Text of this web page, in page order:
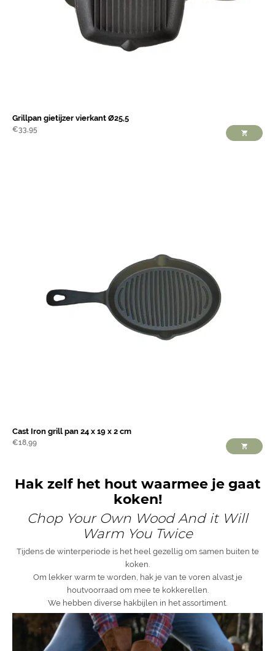
Grillpan gietijzer vierkant Ø25,5
€33,95
Cast Iron grill pan 24 x 19 x 2 cm
€18,99
Hak zelf het hout waarmee je gaat
koken!
Chop Your Own Wood And it Will
Warm You Twice
Tijdens de winterperiode is het heel gezellig om samen buiten te
koken.
Om lekker warm te worden, hak je van te voren alvast je
houtvoorraad om mee te kokkerellen.
We hebben diverse hakbijlen in het assortiment.